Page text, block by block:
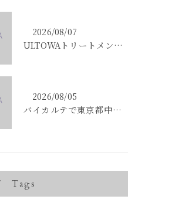
2026/08/07
ULTOWAトリートメントで東京都中央区銀座の髪質改善を目指す人への効果と選び方ガイド
2026/08/05
バイカルテで東京都中央区銀座のエイジングケア悩みを解決する方法と正規品選びのポイント
Tags